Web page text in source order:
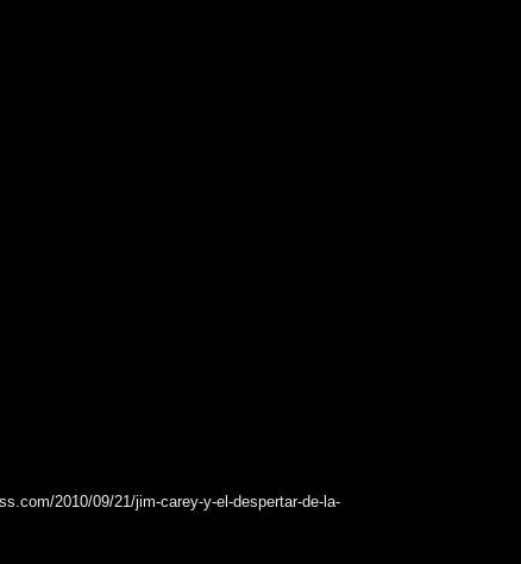
2010/09/21/jim-carey-y-el-despertar-de-la-